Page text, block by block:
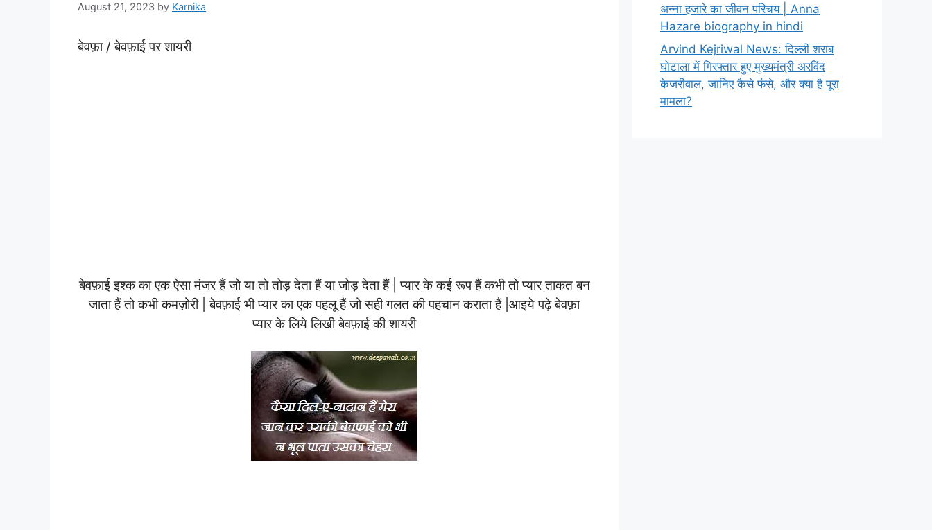
August 21, 2023 by Karnika
बेवफ़ा / बेवफ़ाई पर शायरी
बेवफ़ाई इश्क का एक ऐसा मंजर हैं जो या तो तोड़ देता हैं या जोड़ देता हैं | प्यार के कई रूप हैं कभी तो प्यार ताकत बन
जाता हैं तो कभी कमज़ोरी | बेवफ़ाई भी प्यार का एक पहलू हैं जो सही गलत की पहचान कराता हैं |आइये पढ़े बेवफ़ा
प्यार के लिये लिखी बेवफ़ाई की शायरी
अन्ना हजारे का जीवन परिचय | Anna
Hazare biography in hindi
Arvind Kejriwal News: दिल्ली शराब
घोटाला में गिरफ्तार हुए मुख्यमंत्री अरविंद
केजरीवाल, जानिए कैसे फंसे, और क्या है पूरा
मामला?